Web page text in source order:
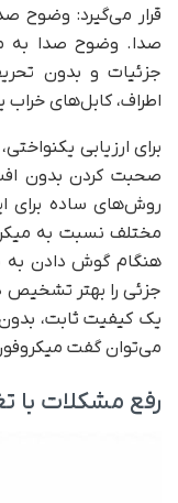
قرار می‌گیرد: وضوح
صدا. وضوح صدا به
جزئیات و بدون
اطراف، کابل‌های
برای ارزیابی
صحبت کردن بدون
روش‌های ساده برای
مختلف نسبت به
هنگام گوش دادن به
جزئی را بهتر تشخیص
یک کیفیت ثابت،
می‌توان گفت
رفع مشکلات با